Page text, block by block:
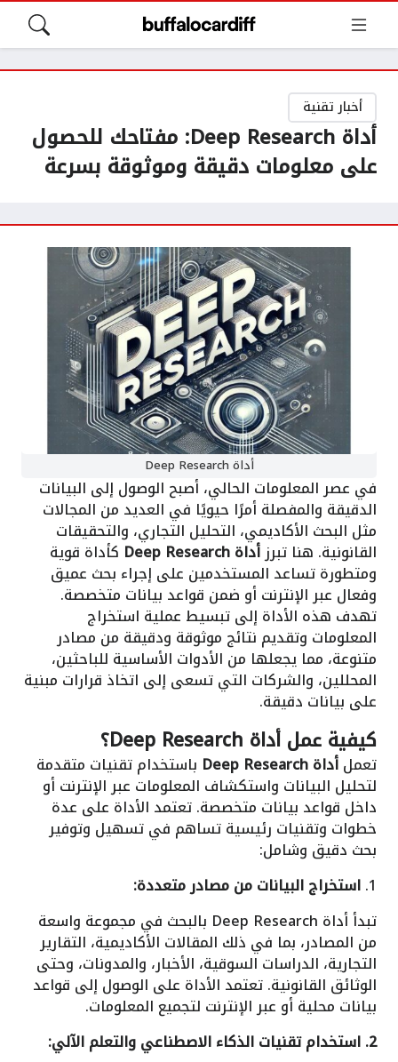
أخبار تقنية
أداة Deep Research: مفتاحك للحصول
على معلومات دقيقة وموثوقة بسرعة
أداة Deep Research
في عصر المعلومات الحالي، أصبح الوصول إلى البيانات
الدقيقة والمفصلة أمرًا حيويًا في العديد من المجالات
مثل البحث الأكاديمي، التحليل التجاري، والتحقيقات
القانونية. هنا تبرزأداة Deep Research كأداة قوية
ومتطورة تساعد المستخدمين على إجراء بحث عميق
وفعال عبر الإنترنت أو ضمن قواعد بيانات متخصصة.
تهدف هذه الأداة إلى تبسيط عملية استخراج
المعلومات وتقديم نتائج موثوقة ودقيقة من مصادر
متنوعة، مما يجعلها من الأدوات الأساسية للباحثين،
المحللين، والشركات التي تسعى إلى اتخاذ قرارات مبنية
على بيانات دقيقة.
كيفية عمل أداة Deep Research؟
تعملأداة Deep Research باستخدام تقنيات متقدمة
لتحليل البيانات واستكشاف المعلومات عبر الإنترنت أو
داخل قواعد بيانات متخصصة. تعتمد الأداة على عدة
خطوات وتقنيات رئيسية تساهم في تسهيل وتوفير
بحث دقيق وشامل:
1. استخراج البيانات من مصادر متعددة:
تبدأ أداة Deep Research بالبحث في مجموعة واسعة
من المصادر، بما في ذلك المقالات الأكاديمية، التقارير
التجارية، الدراسات السوقية، الأخبار، والمدونات، وحتى
الوثائق القانونية. تعتمد الأداة على الوصول إلى قواعد
بيانات محلية أو عبر الإنترنت لتجميع المعلومات.
2. استخدام تقنيات الذكاء الاصطناعي والتعلم الآلي: